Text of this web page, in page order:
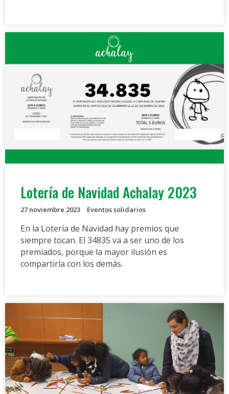
Lotería de Navidad Achalay 2023
27 noviembre 2023 Eventos solidarios
En la Lotería de Navidad hay premios que
siempre tocan. El 34835 va a ser uno de los
premiados, porque la mayor ilusión es
compartirla con los demás.